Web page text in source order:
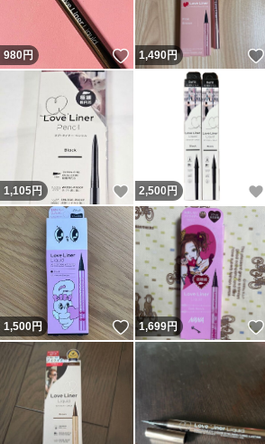
980円 いいね！
1,490円
1,105円 いいね！
2,500 円
1,500円 いいね！
1,699円